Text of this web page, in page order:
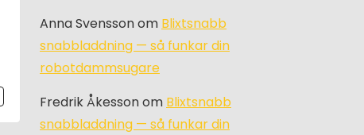
Anna Svenssonom Blixtsnabb
snabbladdning — så funkar din
robotdammsugare
Fredrik Åkessonom Blixtsnabb
snabbladdning — så funkar din